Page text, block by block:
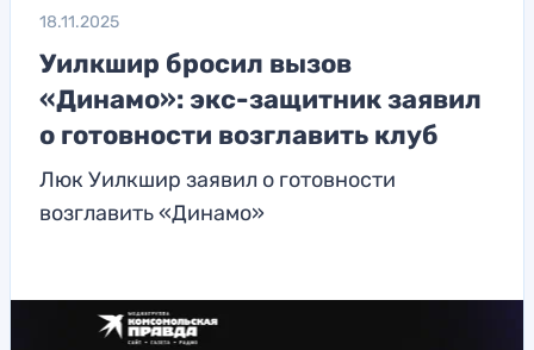
18.11.2025
Уилкшир бросил вызов
«Динамо»: экс-защитник заявил
о готовности возглавить клуб
Люк Уилкшир заявил о готовности
возглавить «Динамо»